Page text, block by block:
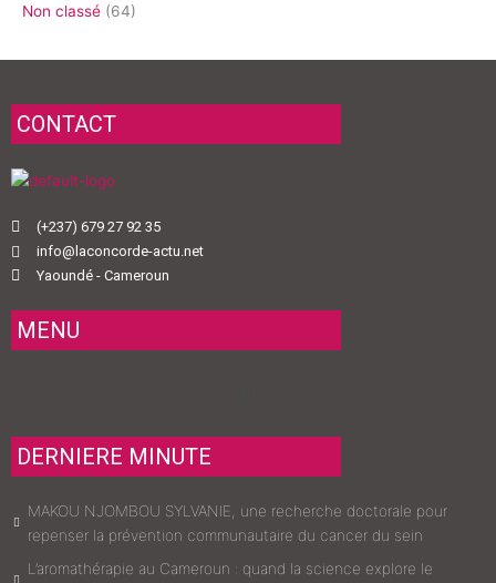
Non classé (64)
CONTACT
(+237) 679 27 92 35
info@laconcorde-actu.net
Yaoundé - Cameroun
MENU
DERNIERE MINUTE
MAKOU NJOMBOU SYLVANIE, une recherche doctorale pour
repenser la prévention communautaire du cancer du sein
L’aromathérapie au Cameroun : quand la science explore le